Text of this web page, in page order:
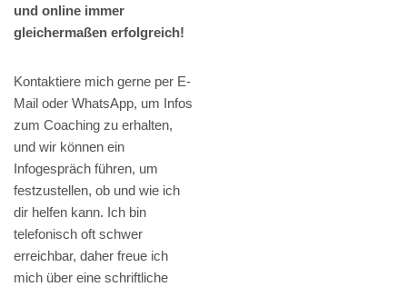
und online immer
gleichermaßen erfolgreich!
Kontaktiere mich gerne per E-
Mail oder WhatsApp, um Infos
zum Coaching zu erhalten,
und wir können ein
Infogespräch führen, um
festzustellen, ob und wie ich
dir helfen kann. Ich bin
telefonisch oft schwer
erreichbar, daher freue ich
mich über eine schriftliche